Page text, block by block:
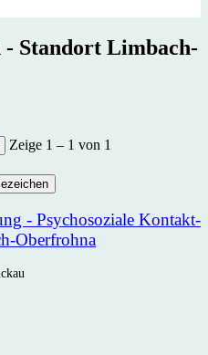
- Standort Limbach-
Zeige 1 – 1 von 1
- Psychosoziale Kontakt-
Oberfrohna